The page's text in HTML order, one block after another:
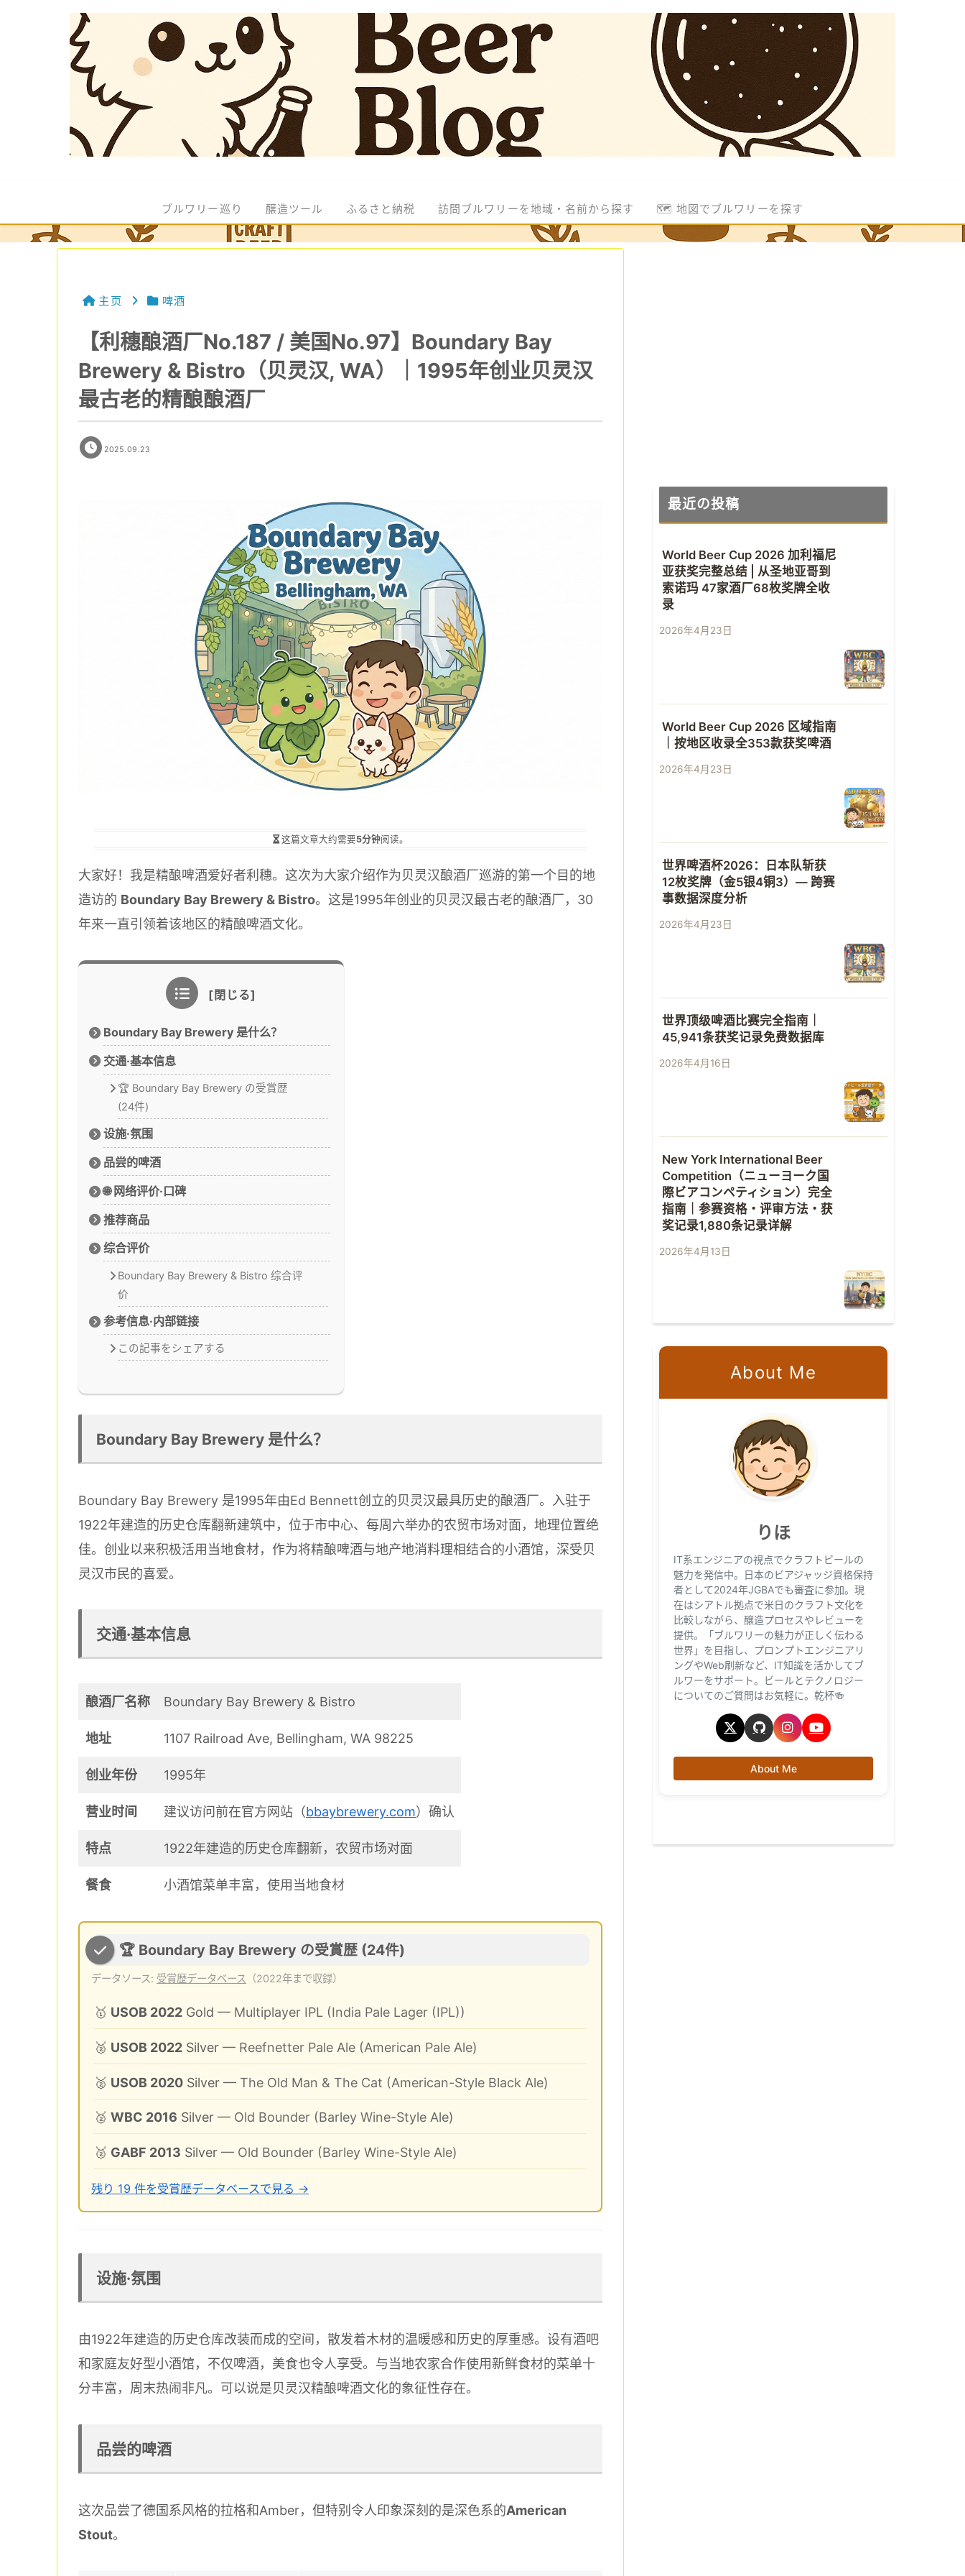
ブルワリー巡り 醸造ツール ふるさと納税 訪問ブルワリーを地域・名前から探す 🗺️ 地図でブルワリーを探す
主页 啤酒
【利穗酿酒厂No.187 / 美国No.97】Boundary Bay
Brewery & Bistro（贝灵汉, WA）｜1995年创业贝灵汉
最古老的精酿酿酒厂
2025.09.23
这篇文章大约需要5分钟阅读。
大家好！我是精酿啤酒爱好者利穗。这次为大家介绍作为贝灵汉酿酒厂巡游的第一个目的地
造访的 Boundary Bay Brewery & Bistro。这是1995年创业的贝灵汉最古老的酿酒厂，30
年来一直引领着该地区的精酿啤酒文化。
Boundary Bay Brewery 是什么？
交通·基本信息
🏆 Boundary Bay Brewery の受賞歴
(24件)
设施·氛围
品尝的啤酒
🌐 网络评价·口碑
推荐商品
综合评价
Boundary Bay Brewery & Bistro 综合评
价
参考信息·内部链接
この記事をシェアする
Boundary Bay Brewery 是什么？
Boundary Bay Brewery 是1995年由Ed Bennett创立的贝灵汉最具历史的酿酒厂。入驻于
1922年建造的历史仓库翻新建筑中，位于市中心、每周六举办的农贸市场对面，地理位置绝
佳。创业以来积极活用当地食材，作为将精酿啤酒与地产地消料理相结合的小酒馆，深受贝
灵汉市民的喜爱。
交通·基本信息
酿酒厂名称 Boundary Bay Brewery & Bistro
地址 1107 Railroad Ave, Bellingham, WA 98225
创业年份 1995年
营业时间 建议访问前在官方网站（bbaybrewery.com）确认
特点 1922年建造的历史仓库翻新，农贸市场对面
餐食 小酒馆菜单丰富，使用当地食材
🏆 Boundary Bay Brewery の受賞歴 (24件)
データソース: 受賞歴データベース （2022年まで収録）
🥇 USOB 2022Gold — Multiplayer IPL (India Pale Lager (IPL))
🥈 USOB 2022Silver — Reefnetter Pale Ale (American Pale Ale)
🥈 USOB 2020Silver — The Old Man & The Cat (American-Style Black Ale)
🥈 WBC 2016 Silver — Old Bounder (Barley Wine-Style Ale)
🥈 GABF 2013 Silver — Old Bounder (Barley Wine-Style Ale)
残り 19 件を受賞歴データベースで見る →
设施·氛围
由1922年建造的历史仓库改装而成的空间，散发着木材的温暖感和历史的厚重感。设有酒吧
和家庭友好型小酒馆，不仅啤酒，美食也令人享受。与当地农家合作使用新鲜食材的菜单十
分丰富，周末热闹非凡。可以说是贝灵汉精酿啤酒文化的象征性存在。
品尝的啤酒
这次品尝了德国系风格的拉格和Amber，但特别令人印象深刻的是深色系的American
Stout。
最近の投稿
World Beer Cup 2026 加利福尼
亚获奖完整总结 | 从圣地亚哥到
索诺玛 47家酒厂68枚奖牌全收
录
2026年4月23日
World Beer Cup 2026 区域指南
｜按地区收录全353款获奖啤酒
2026年4月23日
世界啤酒杯2026：日本队斩获
12枚奖牌（金5银4铜3）— 跨赛
事数据深度分析
2026年4月23日
世界顶级啤酒比赛完全指南｜
45,941条获奖记录免费数据库
2026年4月16日
New York International Beer
Competition（ニューヨーク国
際ビアコンペティション）完全
指南｜参赛资格・评审方法・获
奖记录1,880条记录详解
2026年4月13日
About Me
りほ
IT系エンジニアの視点でクラフトビールの
魅力を発信中。日本のビアジャッジ資格保持
者として2024年JGBAでも審査に参加。現
在はシアトル拠点で米日のクラフト文化を
比較しながら、醸造プロセスやレビューを
提供。「ブルワリーの魅力が正しく伝わる
世界」を目指し、プロンプトエンジニアリ
ングやWeb刷新など、IT知識を活かしてブ
ルワーをサポート。ビールとテクノロジー
についてのご質問はお気軽に。乾杯🍻
About Me